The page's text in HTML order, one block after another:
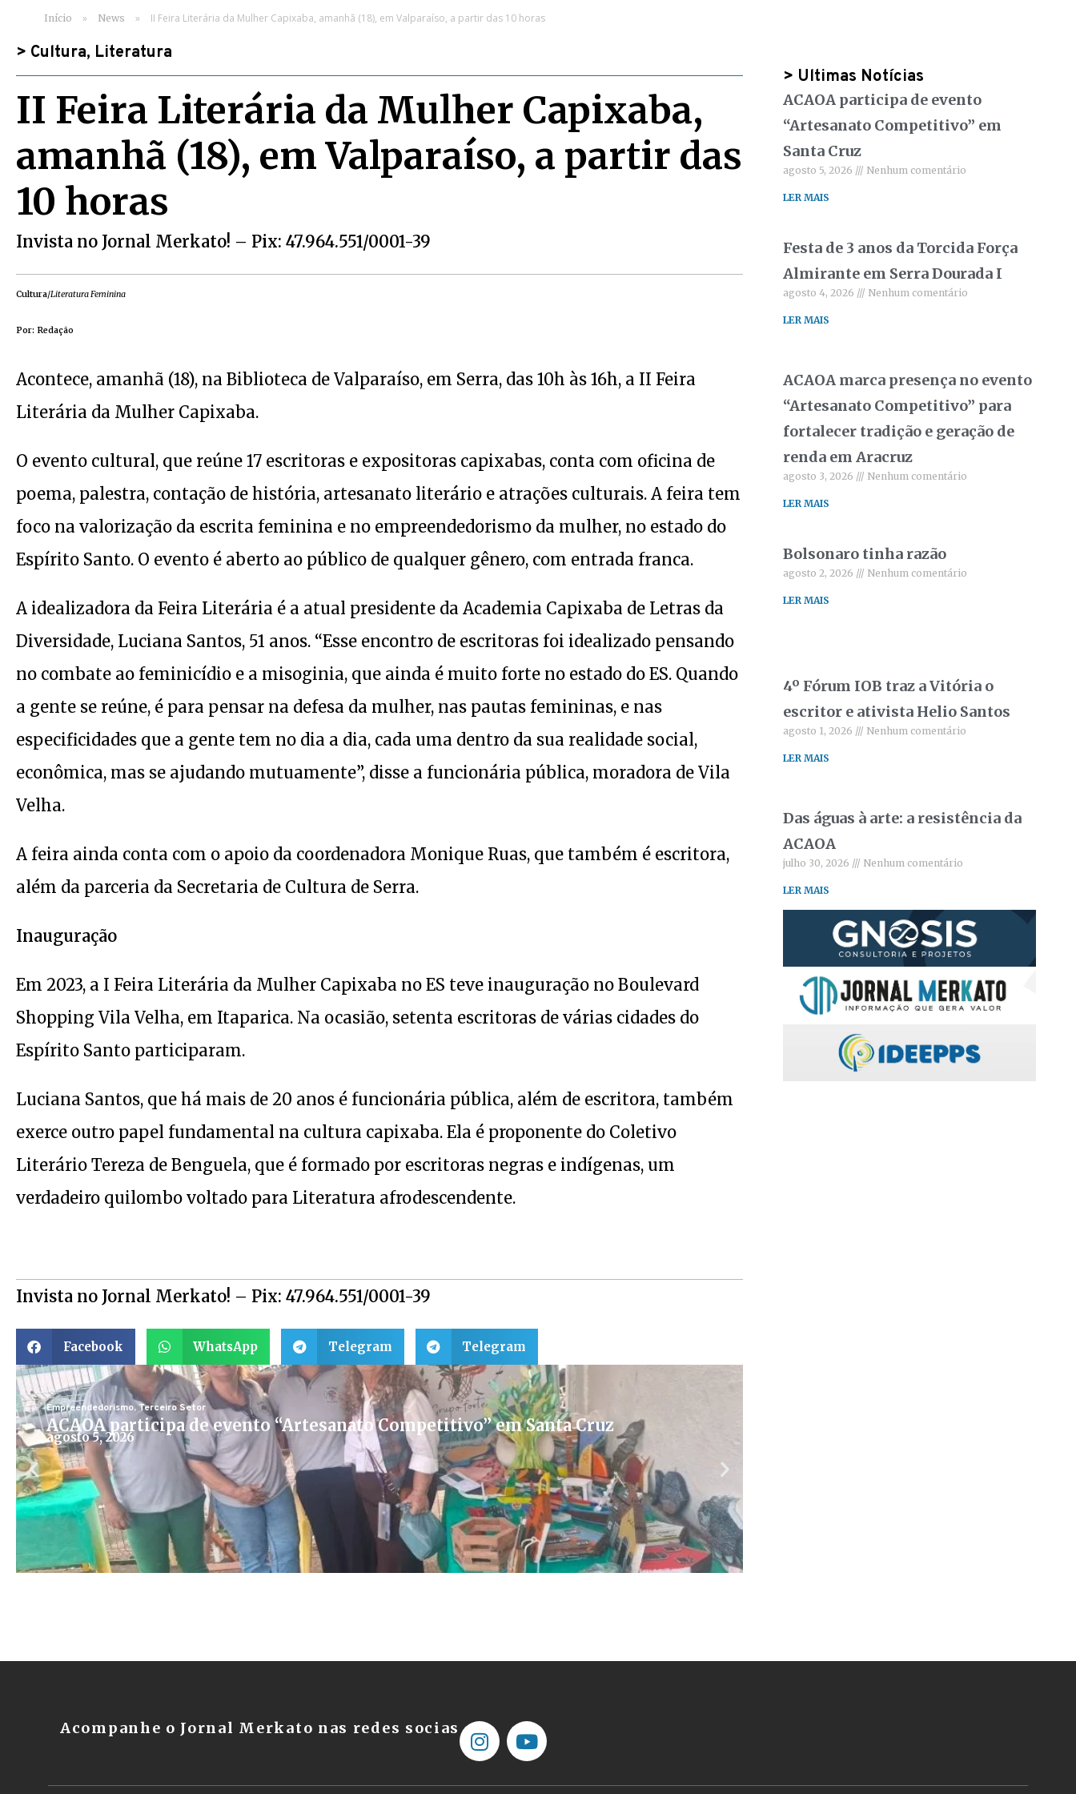
Início » News » II Feira Literária da Mulher Capixaba, amanhã (18), em Valparaíso, a partir das 10 horas
> Cultura, Literatura
II Feira Literária da Mulher Capixaba,
amanhã (18), em Valparaíso, a partir das
10 horas
Invista no Jornal Merkato! – Pix: 47.964.551/0001-39
Cultura/Literatura Feminina
Por: Redação
Acontece, amanhã (18), na Biblioteca de Valparaíso, em Serra, das 10h às 16h, a II Feira
Literária da Mulher Capixaba.
O evento cultural, que reúne 17 escritoras e expositoras capixabas, conta com oficina de
poema, palestra, contação de história, artesanato literário e atrações culturais. A feira tem
foco na valorização da escrita feminina e no empreendedorismo da mulher, no estado do
Espírito Santo. O evento é aberto ao público de qualquer gênero, com entrada franca.
A idealizadora da Feira Literária é a atual presidente da Academia Capixaba de Letras da
Diversidade, Luciana Santos, 51 anos. “Esse encontro de escritoras foi idealizado pensando
no combate ao feminicídio e a misoginia, que ainda é muito forte no estado do ES. Quando
a gente se reúne, é para pensar na defesa da mulher, nas pautas femininas, e nas
especificidades que a gente tem no dia a dia, cada uma dentro da sua realidade social,
econômica, mas se ajudando mutuamente”, disse a funcionária pública, moradora de Vila
Velha.
A feira ainda conta com o apoio da coordenadora Monique Ruas, que também é escritora,
além da parceria da Secretaria de Cultura de Serra.
Inauguração
Em 2023, a I Feira Literária da Mulher Capixaba no ES teve inauguração no Boulevard
Shopping Vila Velha, em Itaparica. Na ocasião, setenta escritoras de várias cidades do
Espírito Santo participaram.
Luciana Santos, que há mais de 20 anos é funcionária pública, além de escritora, também
exerce outro papel fundamental na cultura capixaba. Ela é proponente do Coletivo
Literário Tereza de Benguela, que é formado por escritoras negras e indígenas, um
verdadeiro quilombo voltado para Literatura afrodescendente.
Invista no Jornal Merkato! – Pix: 47.964.551/0001-39
Facebook WhatsApp Telegram Telegram
Empreendedorismo,Terceiro Setor
ACAOA participa de evento “Artesanato Competitivo” em Santa Cruz
agosto 5, 2026
> Ultimas Notícias
ACAOA participa de evento
“Artesanato Competitivo” em
Santa Cruz
agosto 5, 2026 Nenhum comentário
LER MAIS
Festa de 3 anos da Torcida Força
Almirante em Serra Dourada I
agosto 4, 2026 Nenhum comentário
LER MAIS
ACAOA marca presença no evento
“Artesanato Competitivo” para
fortalecer tradição e geração de
renda em Aracruz
agosto 3, 2026 Nenhum comentário
LER MAIS
Bolsonaro tinha razão
agosto 2, 2026 Nenhum comentário
LER MAIS
4º Fórum IOB traz a Vitória o
escritor e ativista Helio Santos
agosto 1, 2026 Nenhum comentário
LER MAIS
Das águas à arte: a resistência da
ACAOA
julho 30, 2026 Nenhum comentário
LER MAIS
Acompanhe o Jornal Merkato nas redes socias